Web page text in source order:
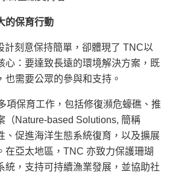
的保育行動
計刻意保持簡單，卻體現了 TNC以
心：要達致長遠的環境解決方案，既
也需要公眾的參與和支持。
項保育工作，包括修復瀕危蠔礁、推
（Nature-based Solutions, 簡稱
、促進海洋生態系統復育，以及擴展
在亞太地區，TNC 亦致力保護珊瑚
統，支持可持續漁業發展，並協助社